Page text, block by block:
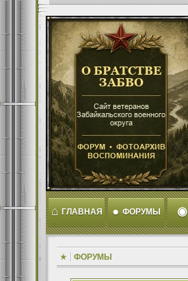
⌂ ГЛАВНАЯ ● ФОРУМЫ ◉
ФОРУМЫ